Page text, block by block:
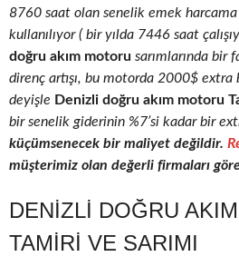
8760 saat olan senelik emek harcama
kullanılıyor ( bir yılda 7446 saat
doğru akım motoru sarımlarında bir
direnç artışı, bu motorda 2000$
deyişle Denizli doğru akım motoru
bir senelik giderinin %7’si kadar bir
küçümsenecek bir maliyet değildir.
müşterimiz olan değerli firmaları
DENIZLI DOĞRU
TAMIRI VE SARIMI